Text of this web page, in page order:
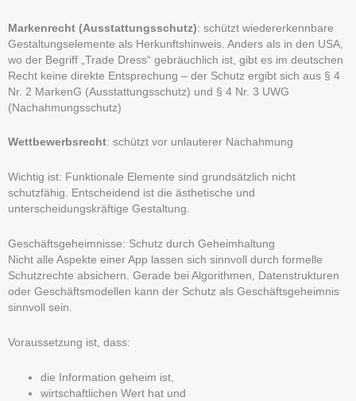
Markenrecht (Ausstattungsschutz): schützt wiedererkennbare
Gestaltungselemente als Herkunftshinweis. Anders als in den USA,
wo der Begriff „Trade Dress“ gebräuchlich ist, gibt es im deutschen
Recht keine direkte Entsprechung – der Schutz ergibt sich aus § 4
Nr. 2 MarkenG (Ausstattungsschutz) und § 4 Nr. 3 UWG
(Nachahmungsschutz)
Wettbewerbsrecht: schützt vor unlauterer Nachahmung
Wichtig ist: Funktionale Elemente sind grundsätzlich nicht
schutzfähig. Entscheidend ist die ästhetische und
unterscheidungskräftige Gestaltung.
Geschäftsgeheimnisse: Schutz durch Geheimhaltung
Nicht alle Aspekte einer App lassen sich sinnvoll durch formelle
Schutzrechte absichern. Gerade bei Algorithmen, Datenstrukturen
oder Geschäftsmodellen kann der Schutz als Geschäftsgeheimnis
sinnvoll sein.
Voraussetzung ist, dass:
die Information geheim ist,
wirtschaftlichen Wert hat und